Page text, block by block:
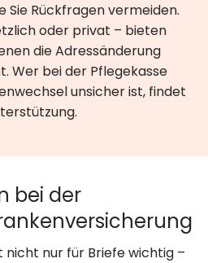
Sie Rückfragen vermeiden.
oder privat – bieten
die Adressänderung
Wer bei der Pflegekasse
unsicher ist, findet
bei der
nicht nur für Briefe wichtig –